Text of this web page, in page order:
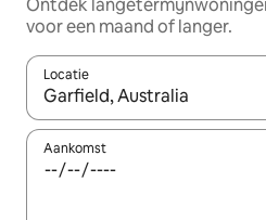
voor een maand of langer.
Locatie
Wanneer er resultaten
Aankomst